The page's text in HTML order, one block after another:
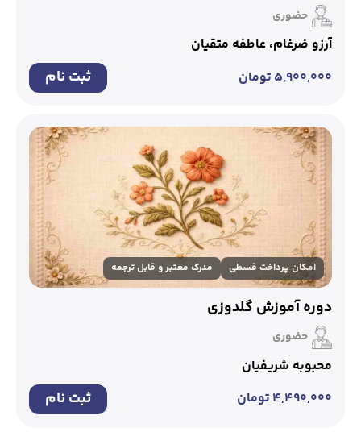
حضوری
آرزو ضرغام، عاطفه متقیان
۵,۹۰۰,۰۰۰ تومان ثبت نام
امکان پرداخت قسطی مدرک معتبر و قابل ترجمه
دوره آموزش گلدوزی
حضوری
محبوبه شریفیان
۴,۴۹۰,۰۰۰ تومان ثبت نام